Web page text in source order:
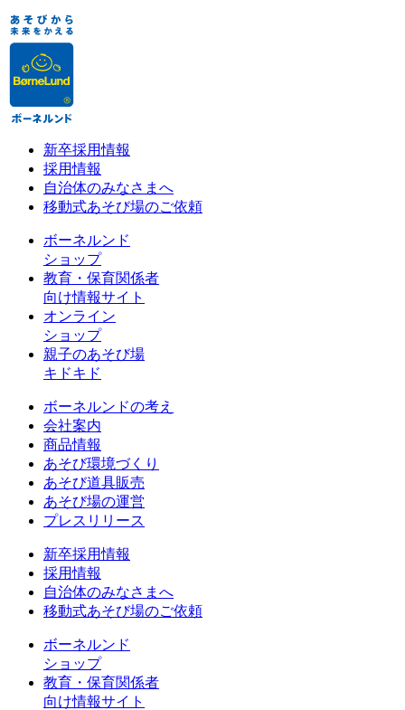
新卒採用情報
採用情報
自治体のみなさまへ
移動式あそび場のご依頼
ボーネルンド
ショップ
教育・保育関係者
向け情報サイト
オンライン
ショップ
親子のあそび場
キドキド
ボーネルンドの考え
会社案内
商品情報
あそび環境づくり
あそび道具販売
あそび場の運営
プレスリリース
新卒採用情報
採用情報
自治体のみなさまへ
移動式あそび場のご依頼
ボーネルンド
ショップ
教育・保育関係者
向け情報サイト